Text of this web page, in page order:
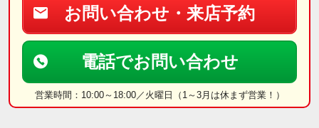
お問い合わせ・来店予約
電話でお問い合わせ
営業時間：10:00～18:00／火曜日（1～3月は休まず営業！）